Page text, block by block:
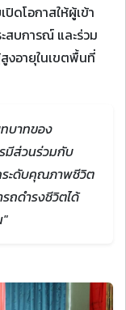
ดโอกาสให้ผู้เข้า
บการณ์ และร่วม
งอายุในเขตพื้นที่
บาทของ
มีส่วนร่วมกับ
ะดับคุณภาพชีวิต
ถดำรงชีวิตได้